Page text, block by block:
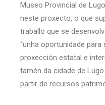
Museo Provincial de
neste proxecto, o que
traballo que se
“unha oportunidade
proxección estatal e
tamén da cidade de
partir de recursos